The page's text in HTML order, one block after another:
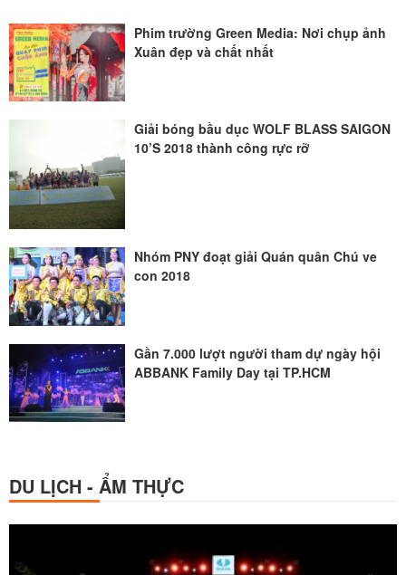
Phim trường Green Media: Nơi chụp ảnh
Xuân đẹp và chất nhất
Giải bóng bầu dục WOLF BLASS SAIGON
10’S 2018 thành công rực rỡ
Nhóm PNY đoạt giải Quán quân Chú ve
con 2018
Gần 7.000 lượt người tham dự ngày hội
ABBANK Family Day tại TP.HCM
DU LỊCH - ẨM THỰC